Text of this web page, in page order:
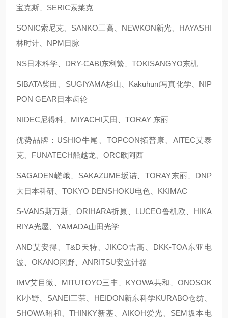
宝克斯、SERIC索莱克
SONIC索尼克、SANKO三高、NEWKON新光、HAYASHI
林时计、NPM日脉
NS日本科学、DRY-CABI东利繁、TOKISANGYO东机
SIBATA柴田、SUGIYAMA杉山、Kakuhunt写真化学、NIP
PON GEAR日本齿轮
NIDEC尼得科、MIYACHI天田、TORAY 东丽
优势品牌：USHIO牛尾、TOPCON拓普康、AITEC艾泰
克、FUNATECH船越龙、ORC欧阿西
SAGADEN嵯峨、SAKAZUME坂诘、TORAY东丽、DNP
大日本科研、TOKYO DENSHOKU电色、KKIMAC
S-VANS斯万斯、ORIHARA折原、LUCEO鲁机欧、HIKA
RIYA光屋、YAMADA山田光学
AND艾安得、T&D天特、JIKCO吉高、DKK-TOA东亚电
波、OKANO冈野、ANRITSU安立计器
IMV艾目微、MITUTOYO三丰、KYOWA共和、ONOSOK
KI小野、SANEI三荣、HEIDON新东科学KURABO仓纺、
SHOWA昭和、THINKY新基、AIKOH爱光、SEM坂本电